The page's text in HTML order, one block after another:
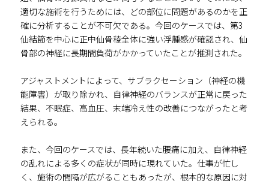
適切な施術を行うためには、どの部位に問題があるのかを正
確に分析することが不可欠である。今回のケースでは、第3
仙結節を中心に正中仙骨稜全体に強い浮腫感が確認され、仙
骨部の神経に長期間負荷がかかっていたことが推測された。
アジャストメントによって、サブラクセーション（神経の機
能障害）が取り除かれ、自律神経のバランスが正常に戻った
結果、不眠症、高血圧、末端冷え性の改善につながったと考
えられる。
また、今回のケースでは、長年続いた腰痛に加え、自律神経
の乱れによる多くの症状が同時に現れていた。仕事が忙し
く、施術の間隔が広がることもあったが、根本的な原因に対